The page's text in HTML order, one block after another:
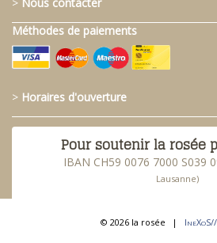
Méthodes de paiements
> Horaires d'ouverture
Pour soutenir la rosée
IBAN CH59 0076 7000 S039
Lausanne)
© 2026 la rosée |